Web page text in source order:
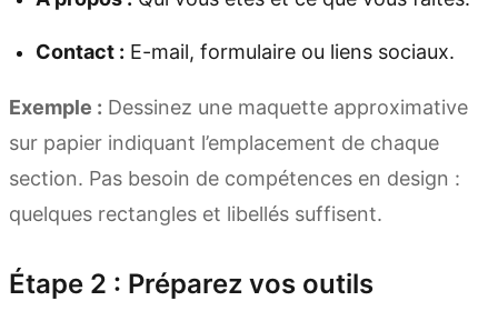
Contact : E-mail, formulaire ou liens sociaux.
Exemple : Dessinez une maquette approximative
sur papier indiquant l’emplacement de chaque
section. Pas besoin de compétences en design :
quelques rectangles et libellés suffisent.
Étape 2 : Préparez vos outils